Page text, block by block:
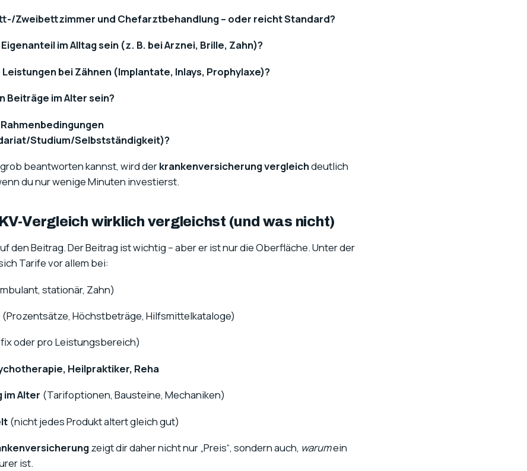
Zweibettzimmer und Chefarztbehandlung – oder reicht Standard?
im Alltag sein (z. B. bei Arznei, Brille, Zahn)?
bei Zähnen (Implantate, Inlays, Prophylaxe)?
Beiträge im Alter sein?
Studium/Selbstständigkeit)?
beantworten kannst, wird derkrankenversicherung vergleichdeutlich
du nur wenige Minuten investierst.
Vergleich wirklich vergleichst (und was nicht)
den Beitrag. Der Beitrag ist wichtig – aber er ist nur die Oberfläche. Unter der
Tarife vor allem bei:
stationär, Zahn)
(Prozentsätze, Höchstbeträge, Hilfsmittelkataloge)
oder pro Leistungsbereich)
Heilpraktiker, Reha
Alter (Tarifoptionen, Bausteine, Mechaniken)
(nicht jedes Produkt altert gleich gut)
zeigt dir daher nicht nur „Preis“, sondern auch, warumein
ist.